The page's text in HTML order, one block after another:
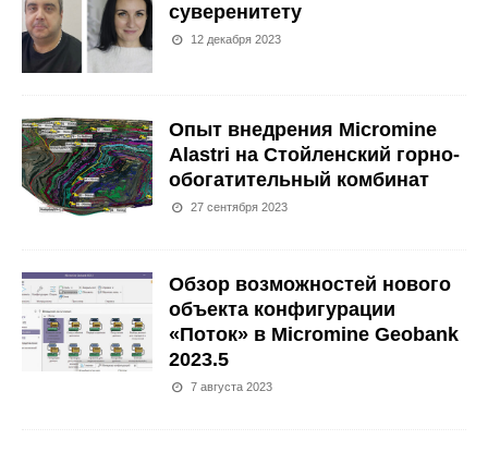
суверенитету
12 декабря 2023
Опыт внедрения Micromine
Alastri на Стойленский горно-
обогатительный комбинат
27 сентября 2023
Обзор возможностей нового
объекта конфигурации
«Поток» в Micromine Geobank
2023.5
7 августа 2023